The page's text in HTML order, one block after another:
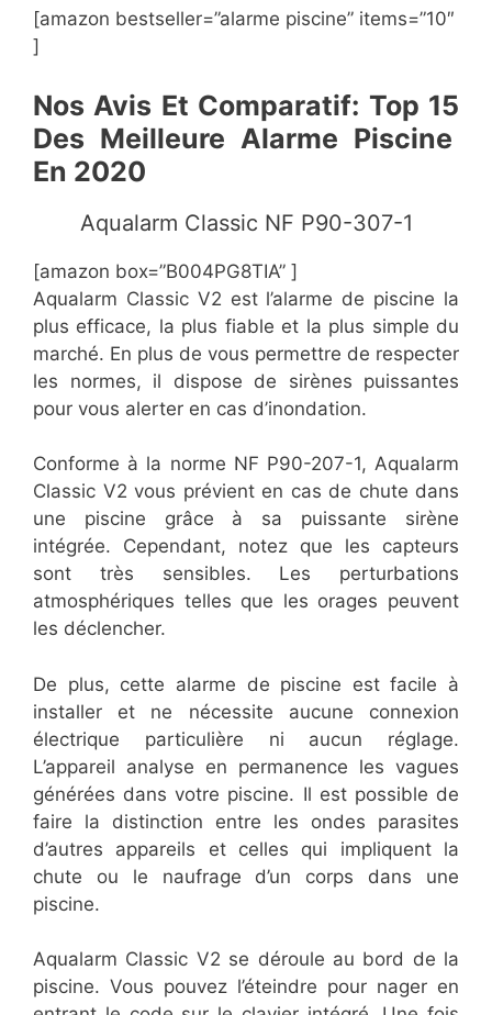
[amazon bestseller=”​alarme piscine” items=”10″
]
​Nos Avis ​Et Comparatif: Top 15
Des Meilleure Alarme Piscine
En 2020
​Aqualarm Classic NF P90-307-1
[amazon box=”​B004PG8TIA” ]
Aqualarm Classic V2 est l’alarme de piscine la
plus efficace, la plus fiable et la plus simple du
marché. En plus de vous permettre de respecter
les normes, il dispose de sirènes puissantes
pour vous alerter en cas d’inondation.
Conforme à la norme NF P90-207-1, Aqualarm
Classic V2 vous prévient en cas de chute dans
une piscine grâce à sa puissante sirène
intégrée. Cependant, notez que les capteurs
sont très sensibles. Les perturbations
atmosphériques telles que les orages peuvent
les déclencher.
De plus, cette alarme de piscine est facile à
installer et ne nécessite aucune connexion
électrique particulière ni aucun réglage.
L’appareil analyse en permanence les vagues
générées dans votre piscine. Il est possible de
faire la distinction entre les ondes parasites
d’autres appareils et celles qui impliquent la
chute ou le naufrage d’un corps dans une
piscine.
Aqualarm Classic V2 se déroule au bord de la
piscine. Vous pouvez l’éteindre pour nager en